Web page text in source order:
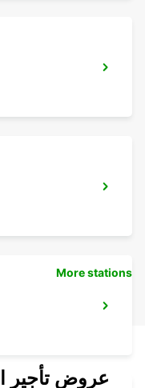
More stations
عروض تأجير